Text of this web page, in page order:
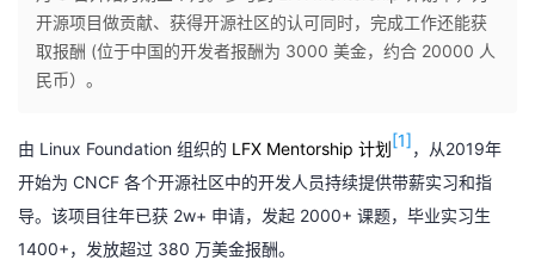
人
页
我
发
开
我
的
我
开源项目做贡献、获得开源社区的认可同时，完成工作还能获
取报酬 (位于中国的开发者报酬为 3000 美金，约合 20000 人
民币）。
由 Linux Foundation 组织的 LFX Mentorship 计划[1]，从2019年
开始为 CNCF 各个开源社区中的开发人员持续提供带薪实习和指
导。该项目往年已获 2w+ 申请，发起 2000+ 课题，毕业实习生
1400+，发放超过 380 万美金报酬。